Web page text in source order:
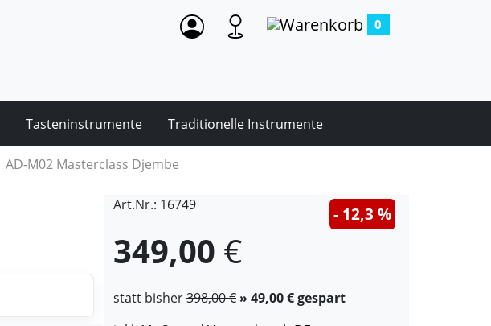
0
Tasteninstrumente Traditionelle Instrumente
AD-M02 Masterclass Djembe
Art.Nr.: 16749
349,00 €
statt bisher398,00 € » 49,00 € gespart
- 12,3 %